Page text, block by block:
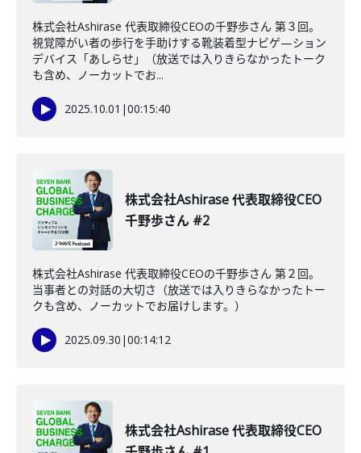
株式会社Ashirase 代表取締役CEOの千野歩さん 第３回。
視覚障がい者の歩行を手助けする靴装着型ナビゲ—ション
デバイス「あしらせ」（放送では入りきらなかったトーク
も含め、ノーカットでお...
2025.10.01 |00:15:40
株式会社Ashirase 代表取締役CEO
千野歩さん #2
株式会社Ashirase 代表取締役CEOの千野歩さん 第２回。
当事者との対話の大切さ（放送では入りきらなかったトー
クも含め、ノーカットでお届けします。）
2025.09.30 |00:14:12
株式会社Ashirase 代表取締役CEO